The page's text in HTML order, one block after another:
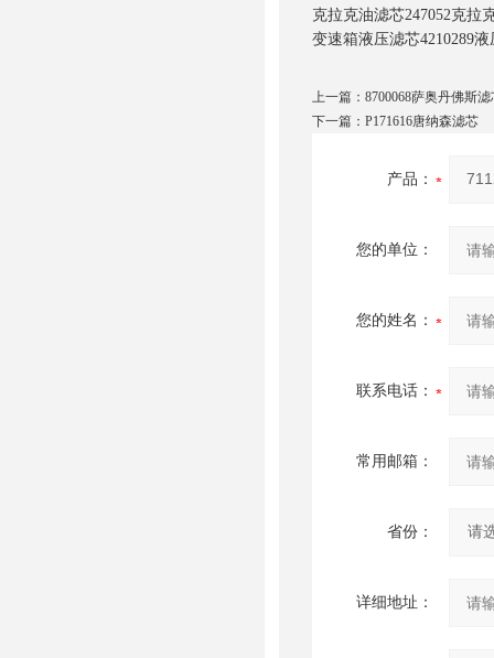
克拉克油滤芯247052克拉
变速箱液压滤芯4210289液
上一篇： 8700068萨奥丹佛斯滤
下一篇： P171616唐纳森滤芯
产品：
您的单位：
您的姓名：
联系电话：
常用邮箱：
省份：
详细地址：